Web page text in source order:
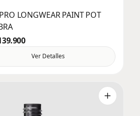
LONGWEAR PAINT POT
Ver Detalles